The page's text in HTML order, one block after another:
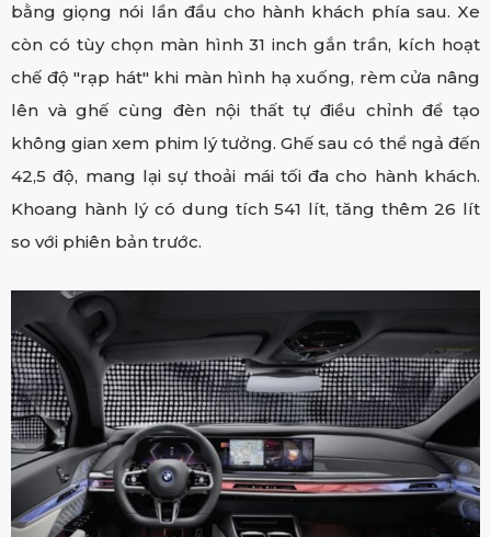
bằng giọng nói lần đầu cho hành khách phía sau. Xe
còn có tùy chọn màn hình 31 inch gắn trần, kích hoạt
chế độ "rạp hát" khi màn hình hạ xuống, rèm cửa nâng
lên và ghế cùng đèn nội thất tự điều chỉnh để tạo
không gian xem phim lý tưởng. Ghế sau có thể ngả đến
42,5 độ, mang lại sự thoải mái tối đa cho hành khách.
Khoang hành lý có dung tích 541 lít, tăng thêm 26 lít
so với phiên bản trước.